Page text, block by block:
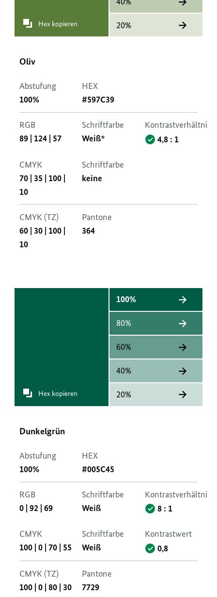
Hex kopieren 20%
Oliv
Abstufung
100%
HEX
#597C39
RGB
89 124 57
Schriftfarbe
Weiß*
Kontrastverhältnis
4,8 : 1
CMYK
70 35 100
10
Schriftfarbe
keine
CMYK (TZ)
60 30 100
10
Pantone
364
Hex kopieren
100%
80%
60%
40%
20%
Dunkelgrün
Abstufung
100%
HEX
#005C45
RGB
0 92 69
Schriftfarbe
Weiß
Kontrastverhältnis
8 : 1
CMYK
100 0 70 55
Schriftfarbe
Weiß
Kontrastwert
0,8
CMYK (TZ)
100 0 80 30
Pantone
7729